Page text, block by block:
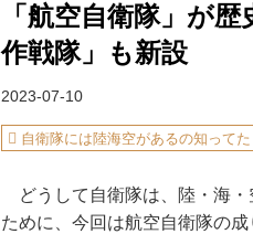
「航空自衛隊」が
作戦隊」も新設
2023-07-10
自衛隊には陸海空があるの知ってた
どうして自衛隊は、陸・海
ために、今回は航空自衛隊の